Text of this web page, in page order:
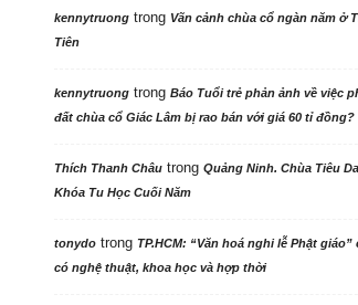
kennytruongtrong Vãn cảnh chùa cổ ngàn năm ở
Tiên
kennytruongtrong Báo Tuổi trẻ phản ảnh về việc
đất chùa cổ Giác Lâm bị rao bán với giá 60 tỉ đồng?
Thích Thanh Châutrong Quảng Ninh. Chùa Tiêu
Khóa Tu Học Cuối Năm
tonydotrong TP.HCM: “Văn hoá nghi lễ Phật giáo”
có nghệ thuật, khoa học và hợp thời